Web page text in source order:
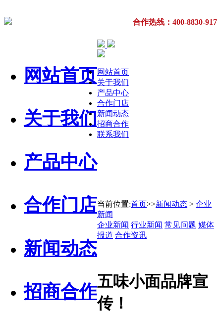
网站首页
关于我们
产品中心
合作门店
新闻动态
招商合作
合作热线：400-8830-917
网站首页
关于我们
产品中心
合作门店
新闻动态
招商合作
联系我们
当前位置:首页>>新闻动态 > 企业
新闻
企业新闻 行业新闻 常见问题 媒体
报道 合作资讯
五味小面品牌宣
传！